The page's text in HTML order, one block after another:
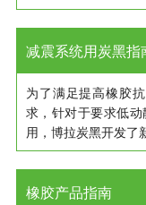
减震系统用炭黑指
为了满足提高橡胶
求，针对于要求低
用，博拉炭黑开发了
橡胶产品指南